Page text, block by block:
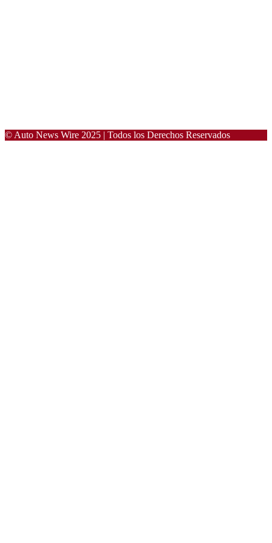
© Auto News Wire 2025 | Todos los Derechos Reservados